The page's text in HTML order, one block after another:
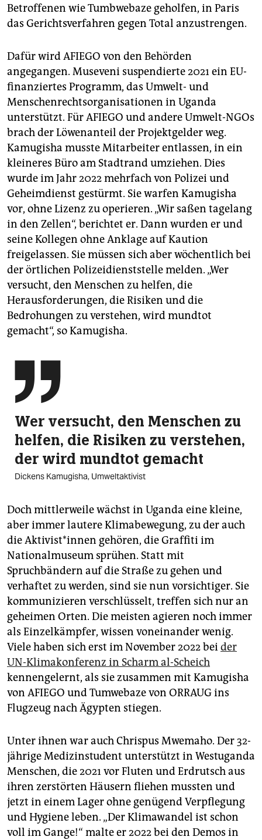
Betroffenen wie Tumbwebaze geholfen, in Paris
das Gerichtsverfahren gegen Total anzustrengen.
Dafür wird AFIEGO von den Behörden
angegangen. Museveni suspendierte 2021 ein EU-
finanziertes Programm, das Umwelt- und
Menschenrechtsorganisationen in Uganda
unterstützt. Für AFIEGO und andere Umwelt-NGOs
brach der Löwenanteil der Projektgelder weg.
Kamugisha musste Mitarbeiter entlassen, in ein
kleineres Büro am Stadtrand umziehen. Dies
wurde im Jahr 2022 mehrfach von Polizei und
Geheimdienst gestürmt. Sie warfen Kamugisha
vor, ohne Lizenz zu operieren. „Wir saßen tagelang
in den Zellen“, berichtet er. Dann wurden er und
seine Kollegen ohne Anklage auf Kaution
freigelassen. Sie müssen sich aber wöchentlich bei
der örtlichen Polizeidienststelle melden. „Wer
versucht, den Menschen zu helfen, die
Herausforderungen, die Risiken und die
Bedrohungen zu verstehen, wird mundtot
gemacht“, so Kamugisha.

Wer versucht, den Menschen zu
helfen, die Risiken zu verstehen,
der wird mundtot gemacht
Dickens Kamugisha, Umweltaktivist
Doch mittlerweile wächst in Uganda eine kleine,
aber immer lautere Klimabewegung, zu der auch
die Ak­ti­vis­t*in­nen gehören, die Graffiti im
Nationalmuseum sprühen. Statt mit
Spruchbändern auf die Straße zu gehen und
verhaftet zu werden, sind sie nun vorsichtiger. Sie
kommunizieren verschlüsselt, treffen sich nur an
geheimen Orten. Die meisten agieren noch immer
als Einzelkämpfer, wissen voneinander wenig.
Viele haben sich erst im November 2022 beider
UN-Klimakonferenz in Scharm al-Scheich
kennengelernt, als sie zusammen mit Kamugisha
von AFIEGO und Tumwebaze von ORRAUG ins
Flugzeug nach Ägypten stiegen.
Unter ihnen war auch Chrispus Mwemaho. Der 32-
jährige Medizinstudent unterstützt in West­ugan­da
Menschen, die 2021 vor Fluten und Erdrutsch aus
ihren zerstörten Häusern fliehen mussten und
jetzt in einem Lager ohne genügend Verpflegung
und Hygiene leben. „Der Klimawandel ist schon
voll im Gange!“ malte er 2022 bei den Demos in